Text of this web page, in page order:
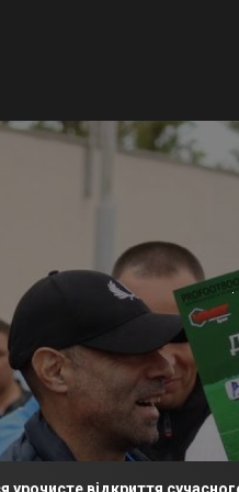
відкриття сучасного